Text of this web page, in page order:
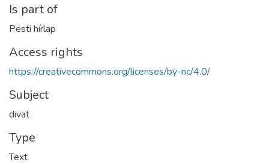
Is part of
Pesti hírlap
Access rights
https://creativecommons.org/licenses/by-nc/4.0/
Subject
divat
Type
Text